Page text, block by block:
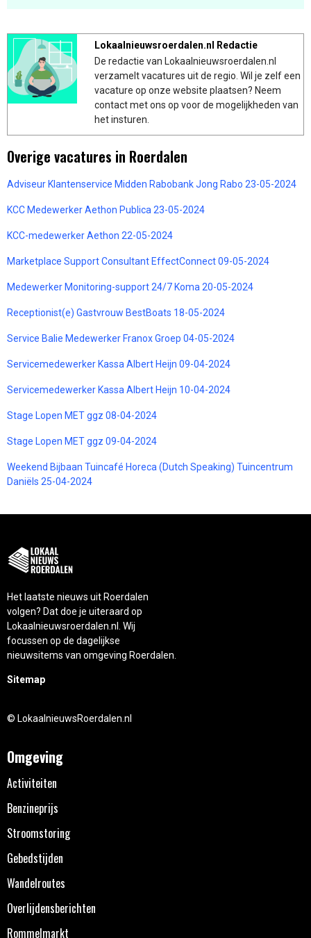
Lokaalnieuwsroerdalen.nl Redactie
De redactie van Lokaalnieuwsroerdalen.nl
verzamelt vacatures uit de regio. Wil je zelf een
vacature op onze website plaatsen? Neem
contact met ons op voor de mogelijkheden van
het insturen.
Overige vacatures in Roerdalen
Adviseur Klantenservice Midden Rabobank Jong Rabo 23-05-2024
KCC Medewerker Aethon Publica 23-05-2024
KCC-medewerker Aethon 22-05-2024
Marketplace Support Consultant EffectConnect 09-05-2024
Medewerker Monitoring-support 24/7 Koma 20-05-2024
Receptionist(e) Gastvrouw BestBoats 18-05-2024
Service Balie Medewerker Franox Groep 04-05-2024
Servicemedewerker Kassa Albert Heijn 09-04-2024
Servicemedewerker Kassa Albert Heijn 10-04-2024
Stage Lopen MET ggz 08-04-2024
Stage Lopen MET ggz 09-04-2024
Weekend Bijbaan Tuincafé Horeca (Dutch Speaking) Tuincentrum
Daniëls 25-04-2024
Het laatste nieuws uit Roerdalen
volgen? Dat doe je uiteraard op
Lokaalnieuwsroerdalen.nl. Wij
focussen op de dagelijkse
nieuwsitems van omgeving Roerdalen.
Sitemap
© LokaalnieuwsRoerdalen.nl
Omgeving
Activiteiten
Benzineprijs
Stroomstoring
Gebedstijden
Wandelroutes
Overlijdensberichten
Rommelmarkt